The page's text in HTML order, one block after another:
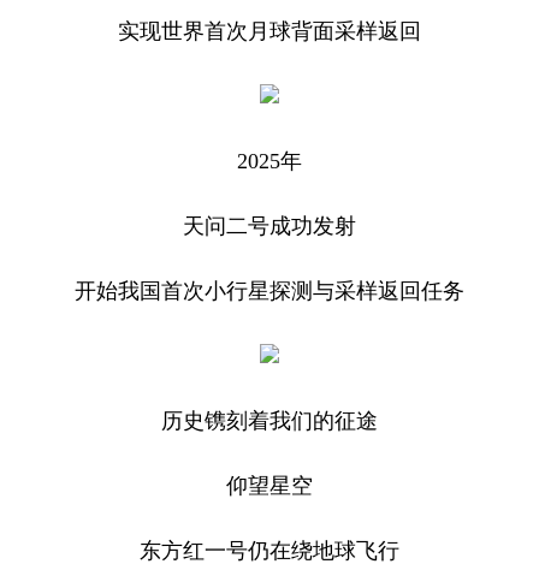
实现世界首次月球背面采样返回
2025年
天问二号成功发射
开始我国首次小行星探测与采样返回任务
历史镌刻着我们的征途
仰望星空
东方红一号仍在绕地球飞行